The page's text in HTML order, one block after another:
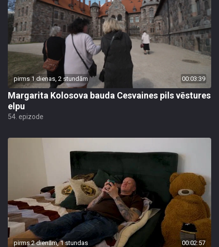
pirms 1 dienas, 2 stundām 00:03:39
Margarita Kolosova bauda Cesvaines pils vēstures
elpu
54. epizode
pirms 2 dienām, 1 stundas 00:02:57